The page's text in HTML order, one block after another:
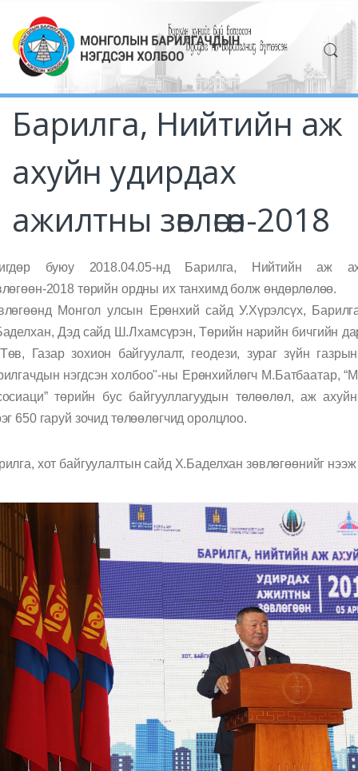
Барилга, Нийтийн аж
ахуйн удирдах
ажилтны зөвлөгөөн-2018
буюу 2018.04.05-нд Барилга, Нийтийн аж
2018 төрийн ордны их танхимд болж өндөрлөлөө.
Монгол улсын Ерөнхий сайд У.Хүрэлсүх,
Дэд сайд Ш.Лхамсүрэн, Төрийн нарийн бичгийн
Газар зохион байгуулалт, геодези, зураг зүйн
нэгдсэн холбоо"-ны Ерөнхийлөгч М.Батбаатар,
төрийн бус байгууллагуудын төлөөлөл, аж
650 гаруй зочид төлөөлөгчид оролцлоо.
хот байгуулалтын сайд Х.Баделхан зөвлөгөөнийг нээж